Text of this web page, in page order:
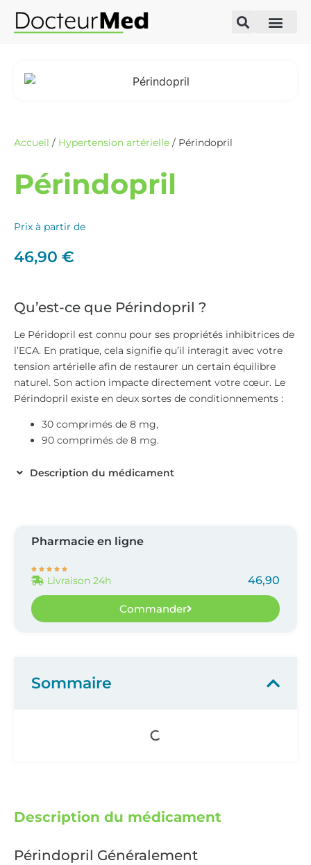
Accueil / Hypertension artérielle / Périndopril
Périndopril
Prix à partir de
46,90 €
Qu’est-ce que Périndopril ?
Le Péridopril est connu pour ses propriétés inhibitrices de
l’ECA. En pratique, cela signifie qu’il interagit avec votre
tension artérielle afin de restaurer un certain équilibre
naturel. Son action impacte directement votre cœur. Le
Périndopril existe en deux sortes de conditionnements :
30 comprimés de 8 mg,
90 comprimés de 8 mg.
Description du médicament
Pharmacie en ligne
    
Livraison 24h 46,90
Commander
Description du médicament
Périndopril Généralement
Sommaire